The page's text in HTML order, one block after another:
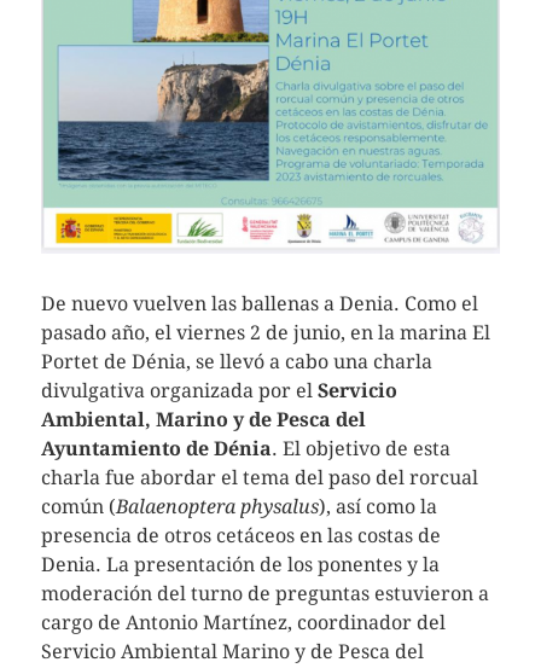
De nuevo vuelven las ballenas a Denia. Como el
pasado año, el viernes 2 de junio, en la marina El
Portet de Dénia, se llevó a cabo una charla
divulgativa organizada por el Servicio
Ambiental, Marino y de Pesca del
Ayuntamiento de Dénia. El objetivo de esta
charla fue abordar el tema del paso del rorcual
común (Balaenoptera physalus), así como la
presencia de otros cetáceos en las costas de
Denia. La presentación de los ponentes y la
moderación del turno de preguntas estuvieron a
cargo de Antonio Martínez, coordinador del
Servicio Ambiental Marino y de Pesca del